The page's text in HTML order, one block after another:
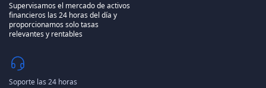
Supervisamos el mercado de activos
financieros las 24 horas del día y
proporcionamos solo tasas
relevantes y rentables
Soporte las 24 horas